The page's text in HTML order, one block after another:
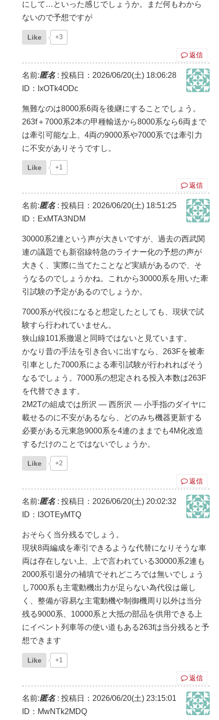
にして…といった感じでしょうか。まだ何もわから
ないので予想ですが
Like +3
返信
名前:匿名: 投稿日：2026/06/20(土) 18:06:28
ID：IxOTk4ODc
無難なのは8000系6両を後継にすることでしょう。
263f＋7000系2本の甲種輸送から8000系なら6両まで
は牽引可能な上、4両の9000系や7000系では牽引力
に不安がありそうですし。
Like +1
返信
名前:匿名: 投稿日：2026/06/20(土) 18:51:25
ID：ExMTA3NDM
30000系2連という声が大きいですが、過去の西武関
連の議題でも新宿線特急のライナー化の予想の声が
大きく、実際に当てたことなど実績があるので、そ
うなるのでしょうかね。これから30000系を用いた牽
引試験の予定があるのでしょうか。
7000系が代役になると想定したとしても、現状で試
験すら行われていません。
狭山線101系撤退と同時ではないと見ています。
かなり昔の手法を引き合いに出すなら、263Fを被牽
引車とした7000系による牽引試験が行われればそう
なるでしょう。7000系の想定される投入本数は263F
を代替できます。
2M2Tの組成では所沢 — 西所沢 — 小手指のダイヤに
載せるのに不安があるなら、どのみち機器更新する
必要がある元東急9000系を4連のままでも4M化改造
するだけのことではないでしょうか。
Like +2
返信
名前:匿名: 投稿日：2026/06/20(土) 20:02:32
ID：I3OTEyMTQ
おそらく当分残るでしょう。
現状8両編成を牽引できるような代替になりそうな車
両は存在しない上、上で言われている30000系2連も
2000系引退分の補填でそれどころでは無いでしょう
し7000系も主電動機出力が足らない為代役は厳し
く、整備が容易な主電動機や制御機周り以外は当分
残る9000系、10000系と大抵の部品を供用できる上
にイベント列車等の使い道もある263fは当分残ると予
想できます
Like +1
返信
名前:匿名: 投稿日：2026/06/20(土) 23:15:01
ID：MwNTk2MDQ